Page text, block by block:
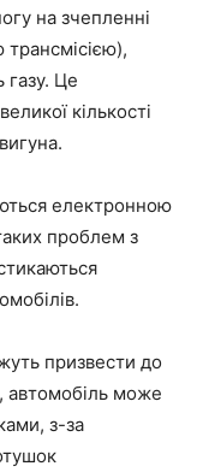
на зчепленні
газу. Це
кількості
електронною
проблем з
призвести до
автомобіль може
з-за